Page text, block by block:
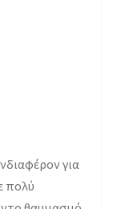
για
πολύ